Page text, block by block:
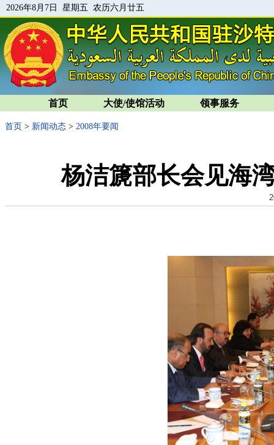
2026年8月7日 星期五 农历六月廿五
首页 大使/使馆活动 领事服务
首页 > 新闻动态 > 2008年要闻
杨洁篪部长会见海